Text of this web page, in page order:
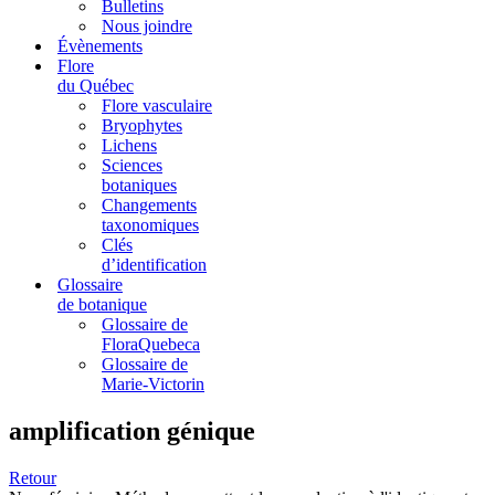
Bulletins
Nous joindre
Évènements
Flore
du Québec
Flore vasculaire
Bryophytes
Lichens
Sciences
botaniques
Changements
taxonomiques
Clés
d’identification
Glossaire
de botanique
Glossaire de
FloraQuebeca
Glossaire de
Marie-Victorin
amplification génique
Retour